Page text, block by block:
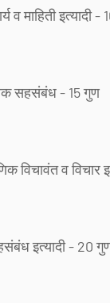
व माहिती इत्यादी -
सहसंबंध - 15 गुण
विचावंत व विचार
इत्यादी - 20